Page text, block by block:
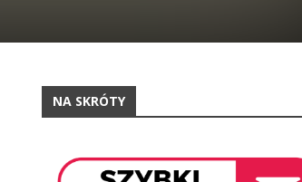
NA SKRÓTY